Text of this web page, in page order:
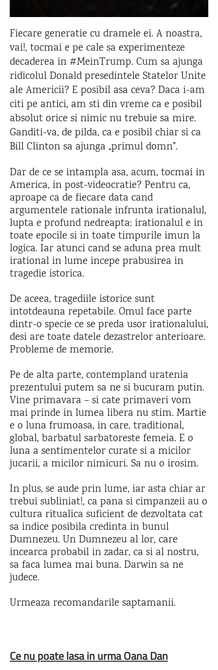
Fiecare generatie cu dramele ei. A noastra,
vai!, tocmai e pe cale sa experimenteze
decaderea in #MeinTrump. Cum sa ajunga
ridicolul Donald presedintele Statelor Unite
ale Americii? E posibil asa ceva? Daca i-am
citi pe antici, am sti din vreme ca e posibil
absolut orice si nimic nu trebuie sa mire.
Ganditi-va, de pilda, ca e posibil chiar si ca
Bill Clinton sa ajunga „primul domn”.
Dar de ce se intampla asa, acum, tocmai in
America, in post-videocratie? Pentru ca,
aproape ca de fiecare data cand
argumentele rationale infrunta irationalul,
lupta e profund nedreapta: irationalul e in
toate epocile si in toate timpurile imun la
logica. Iar atunci cand se aduna prea mult
irational in lume incepe prabusirea in
tragedie istorica.
De aceea, tragediile istorice sunt
intotdeauna repetabile. Omul face parte
dintr-o specie ce se preda usor irationalului,
desi are toate datele dezastrelor anterioare.
Probleme de memorie.
Pe de alta parte, contempland uratenia
prezentului putem sa ne si bucuram putin.
Vine primavara – si cate primaveri vom
mai prinde in lumea libera nu stim. Martie
e o luna frumoasa, in care, traditional,
global, barbatul sarbatoreste femeia. E o
luna a sentimentelor curate si a micilor
jucarii, a micilor nimicuri. Sa nu o irosim.
In plus, se aude prin lume, iar asta chiar ar
trebui subliniat!, ca pana si cimpanzeii au o
cultura ritualica suficient de dezvoltata cat
sa indice posibila credinta in bunul
Dumnezeu. Un Dumnezeu al lor, care
incearca probabil in zadar, ca si al nostru,
sa faca lumea mai buna. Darwin sa ne
judece.
Urmeaza recomandarile saptamanii.
Ce nu poate lasa in urma Oana Dan